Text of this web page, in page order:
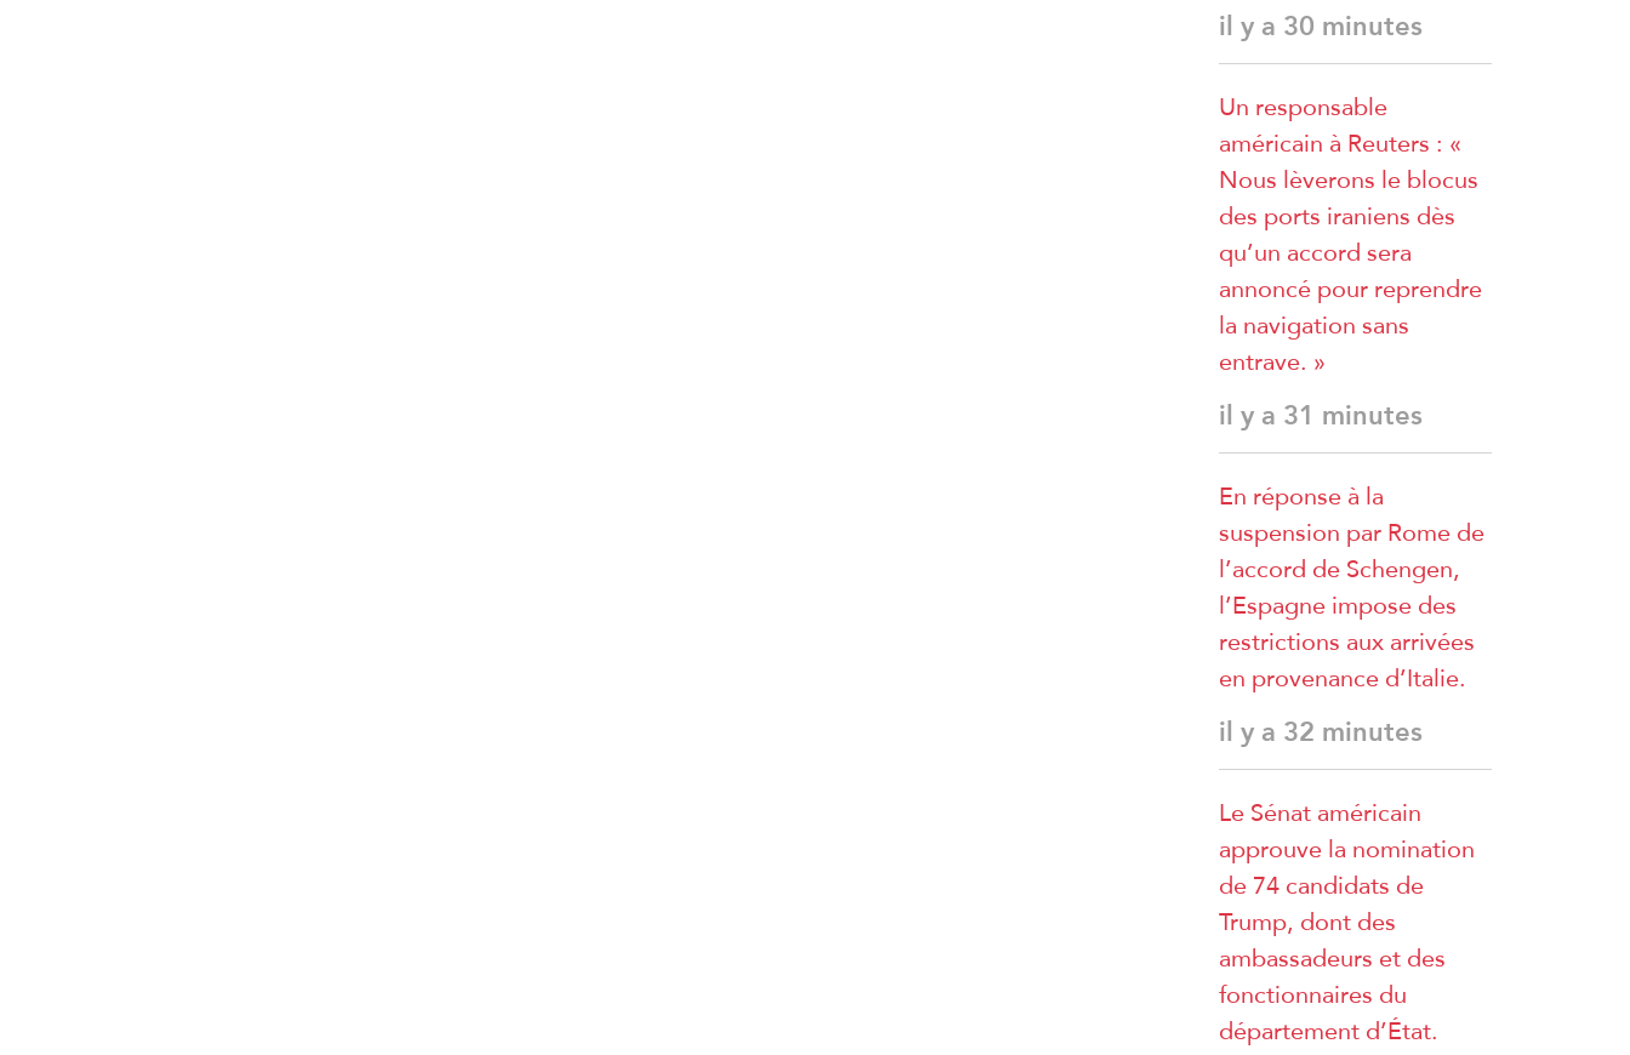
il y a 30 minutes
Un responsable
américain à Reuters : «
Nous lèverons le blocus
des ports iraniens dès
qu’un accord sera
annoncé pour reprendre
la navigation sans
entrave. »
il y a 31 minutes
En réponse à la
suspension par Rome de
l’accord de Schengen,
l’Espagne impose des
restrictions aux arrivées
en provenance d’Italie.
il y a 32 minutes
Le Sénat américain
approuve la nomination
de 74 candidats de
Trump, dont des
ambassadeurs et des
fonctionnaires du
département d’État.